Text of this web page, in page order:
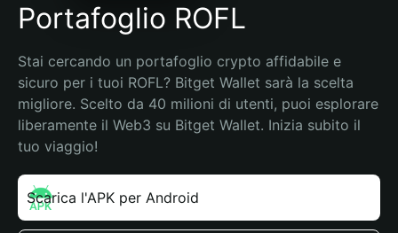
Portafoglio ROFL
Stai cercando un portafoglio crypto affidabile e
sicuro per i tuoi ROFL? Bitget Wallet sarà la scelta
migliore. Scelto da 40 milioni di utenti, puoi esplorare
liberamente il Web3 su Bitget Wallet. Inizia subito il
tuo viaggio!
Scarica l'APK per Android